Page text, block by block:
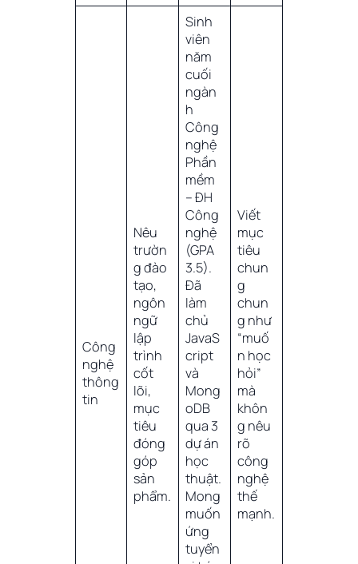
Công
nghệ
thông
tin
Nêu
trườn
g đào
tạo,
ngôn
ngữ
lập
trình
cốt
lõi,
mục
tiêu
đóng
góp
sản
phẩm.
Sinh
viên
năm
cuối
ngàn
h
Công
nghệ
Phần
mềm
– ĐH
Công
nghệ
(GPA
3.5).
Đã
làm
chủ
JavaS
cript
và
Mong
oDB
qua 3
dự án
học
thuật.
Mong
muốn
ứng
tuyển
Viết
mục
tiêu
chun
g
chun
g như
“muố
n học
hỏi”
mà
khôn
g nêu
rõ
công
nghệ
thế
mạnh.